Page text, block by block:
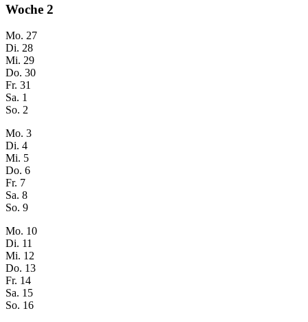
Woche 2
Mo. 27
Di. 28
Mi. 29
Do. 30
Fr. 31
Sa. 1
So. 2
Mo. 3
Di. 4
Mi. 5
Do. 6
Fr. 7
Sa. 8
So. 9
Mo. 10
Di. 11
Mi. 12
Do. 13
Fr. 14
Sa. 15
So. 16